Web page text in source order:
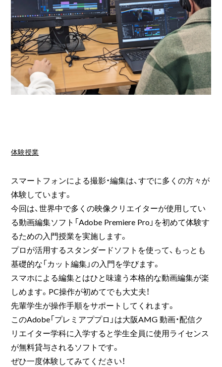
体験授業
スマートフォンによる撮影・編集は、すでに多くの方々が
体験しています。
今回は、世界中で多くの映像クリエイターが使用してい
る動画編集ソフト「Adobe Premiere Pro」を初めて体験す
るための入門授業を実施します。
プロが活用するスタンダードソフトを使って、もっとも
基礎的な「カット編集」の入門を学びます。
スマホによる編集とはひと味違う本格的な動画編集が楽
しめます。PC操作が初めてでも大丈夫！
先輩学生が操作手順をサポートしてくれます。
このAdobe「プレミアププロ」は大阪AMG 動画・配信ク
リエイター学科に入学すると学生全員に使用ライセンス
が無料貸与されるソフトです。
ぜひ一度体験してみてください！